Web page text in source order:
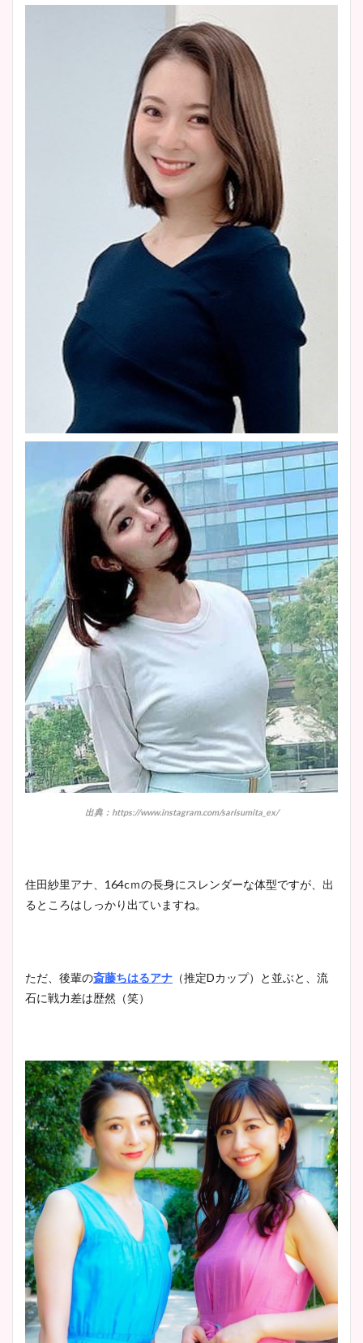
イエット方は？昔と現在を画
像比較！
豊島実季アナのカップ画像ま
とめ！美脚や水着姿に年齢も
調査！
宇賀神メグアナのニット画像
まとめ！足も美脚でカップも
凄い！
池谷実悠アナのメガネ画像が
出典：https://www.instagram.com/sarisumita_ex/
住田紗里アナ、164cｍの長身にスレンダーな体型ですが、出
るところはしっかり出ていますね。
ただ、後輩の斎藤ちはるアナ （推定Dカップ）と並ぶと、流
石に戦力差は歴然（笑）